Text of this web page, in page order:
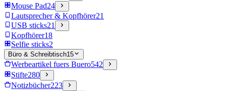
Mouse Pad24
Lautsprecher & Kopfhörer21
USB sticks21
Kopfhörer18
Selfie sticks2
Büro & Schreibtisch15
Werbeartikel fuers Buero542
Stifte280
Notizbücher223